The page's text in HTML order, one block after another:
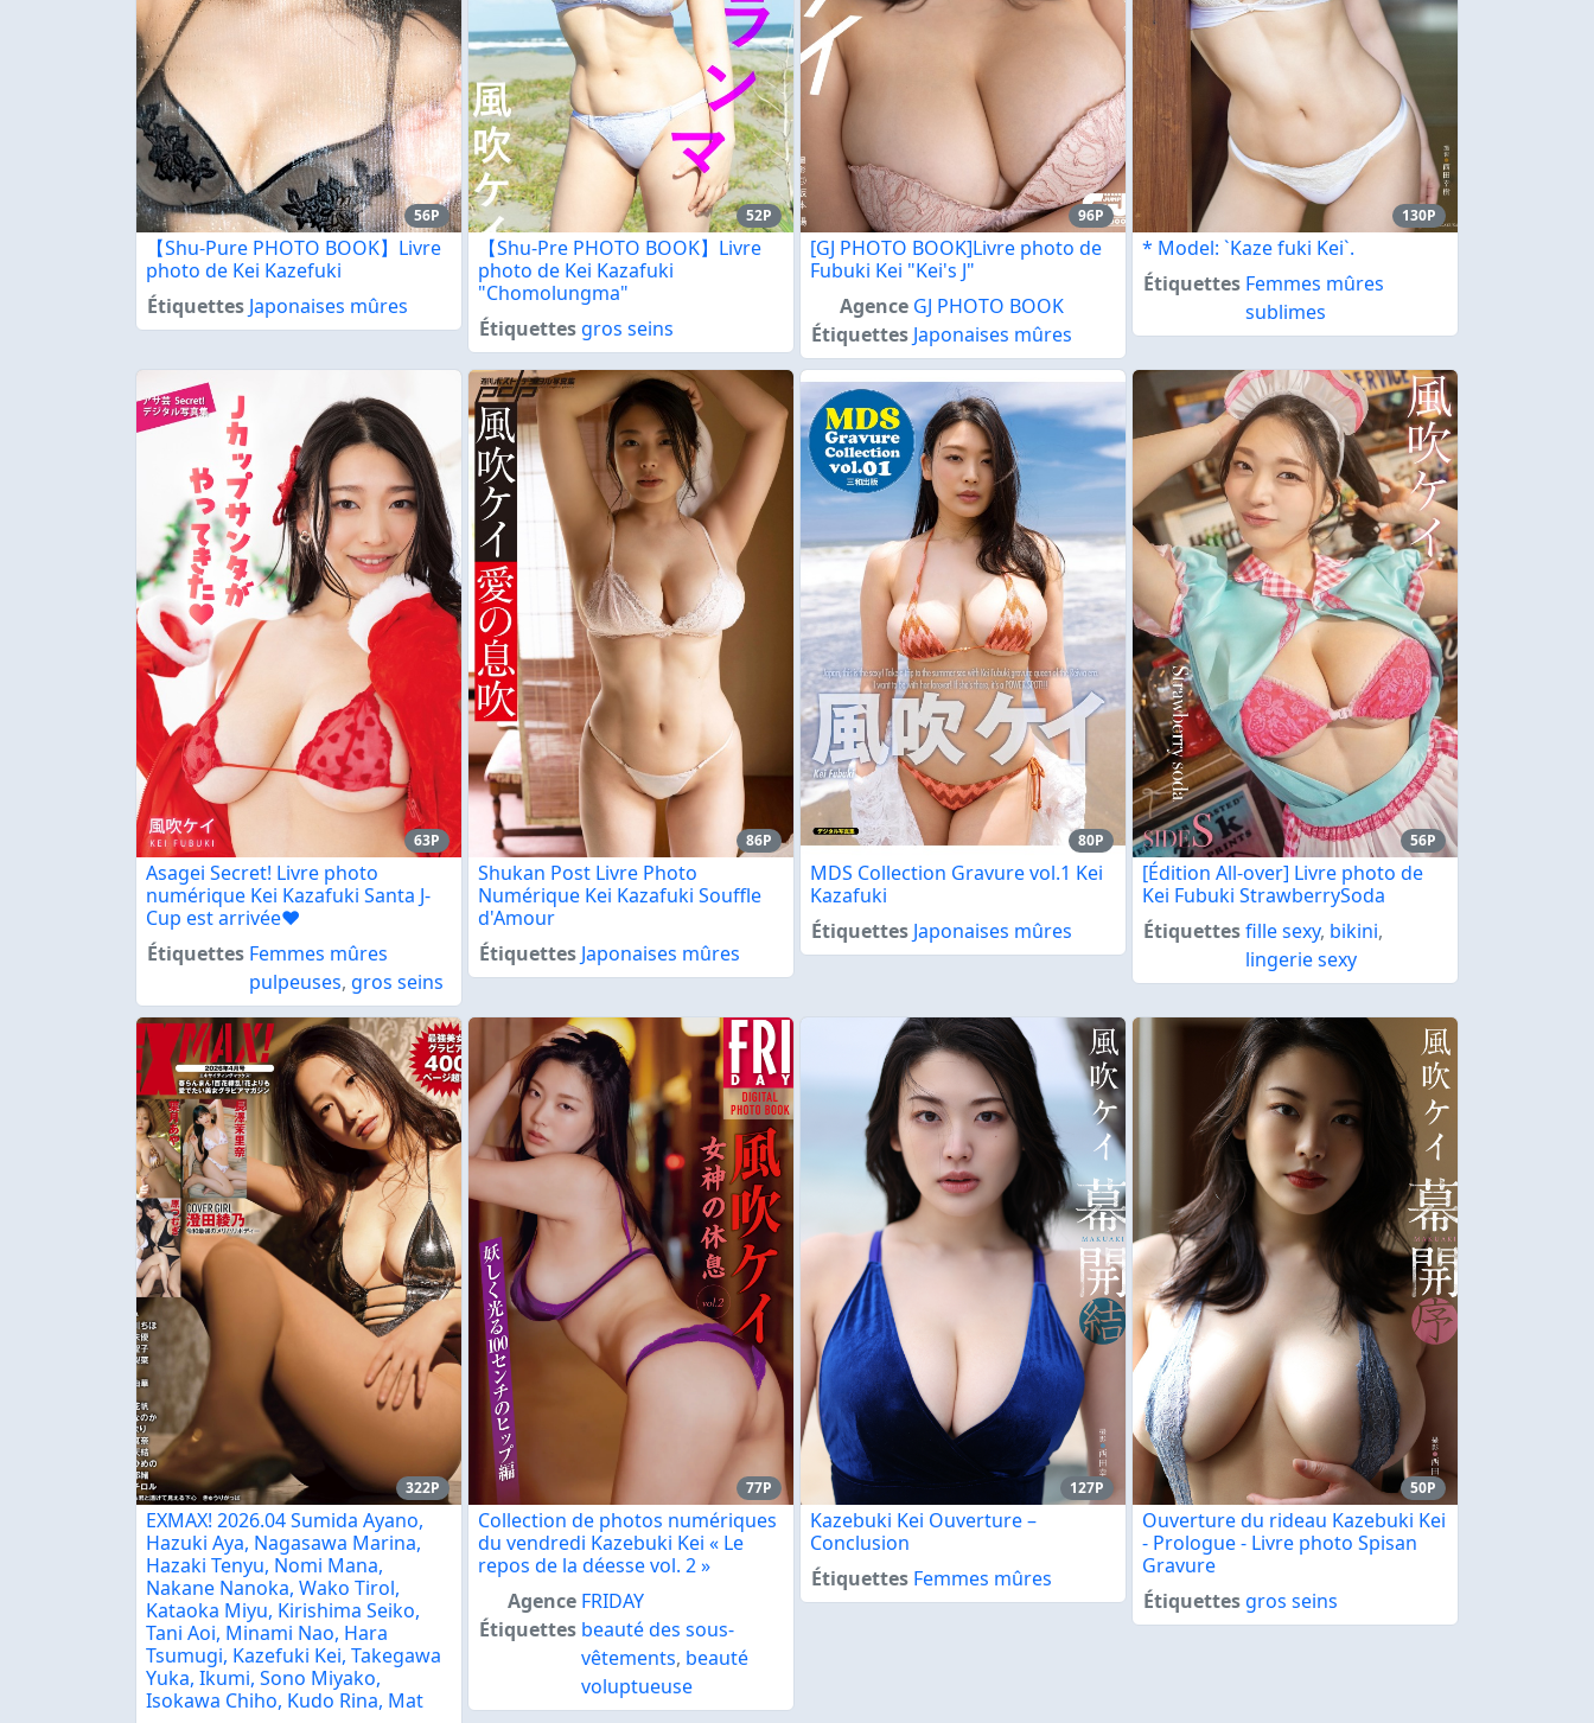
56P
【Shu-Pure PHOTO BOOK】Livre
photo de Kei Kazefuki
Étiquettes Japonaises mûres
52P
【Shu-Pre PHOTO BOOK】Livre
photo de Kei Kazafuki
"Chomolungma"
Étiquettes gros seins
96P
[GJ PHOTO BOOK]Livre photo de
Fubuki Kei "Kei's J"
Agence GJ PHOTO BOOK
Étiquettes Japonaises mûres
130P
* Model: `Kaze fuki Kei`.
Étiquettes Femmes mûres
sublimes
63P
Asagei Secret! Livre photo
numérique Kei Kazafuki Santa J-
Cup est arrivée♥
Étiquettes Femmes mûres
pulpeuses, gros seins
86P
Shukan Post Livre Photo
Numérique Kei Kazafuki Souffle
d'Amour
Étiquettes Japonaises mûres
80P
MDS Collection Gravure vol.1 Kei
Kazafuki
Étiquettes Japonaises mûres
56P
[Édition All-over] Livre photo de
Kei Fubuki StrawberrySoda
Étiquettesfille sexy, bikini,
lingerie sexy
322P
EXMAX! 2026.04 Sumida Ayano,
Hazuki Aya, Nagasawa Marina,
Hazaki Tenyu, Nomi Mana,
Nakane Nanoka, Wako Tirol,
Kataoka Miyu, Kirishima Seiko,
Tani Aoi, Minami Nao, Hara
Tsumugi, Kazefuki Kei, Takegawa
Yuka, Ikumi, Sono Miyako,
Isokawa Chiho, Kudo Rina, Mat
77P
Collection de photos numériques
du vendredi Kazebuki Kei « Le
repos de la déesse vol. 2 »
Agence FRIDAY
Étiquettes beauté des sous-
vêtements, beauté
voluptueuse
127P
Kazebuki Kei Ouverture –
Conclusion
Étiquettes Femmes mûres
50P
Ouverture du rideau Kazebuki Kei
- Prologue - Livre photo Spisan
Gravure
Étiquettes gros seins